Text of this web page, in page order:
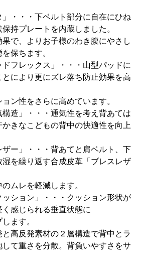
」・・・下ベルト部分に自在にひね
持プレートを内蔵しました。
果で、よりお子様のわき腹にやさし
保ちます。
ドフレックス」・・・山型パッドに
により更にズレ落ち防止効果を高
ン性をさらに高めています。
構造」・・・通気性を考え背あては
きなこどもの背中の快適性を向上
ザー」・・・背あてと肩ベルト、下
を繰り返す合成皮革「ブレスレザ
ムレを軽減します。
ッション」・・・クッション形状が
感じられる垂直状態に
ます。
高反発素材の２層構造で背中とラ
て重さを分散。背負いやすさをサ